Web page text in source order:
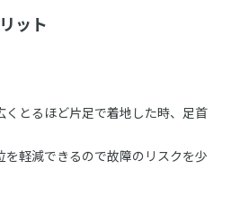
ット
とるほど片足で着地した時、足首
を軽減できるので故障のリスクを少